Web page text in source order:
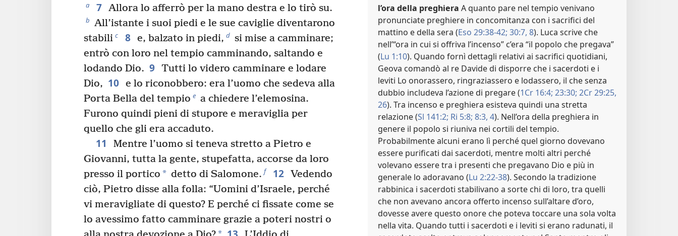
a 7 Allora lo afferrò per la mano destra e lo tirò su.
b All’istante i suoi piedi e le sue caviglie diventarono
stabili c 8 e, balzato in piedi, d si mise a camminare;
entrò con loro nel tempio camminando, saltando e
lodando Dio. 9 Tutti lo videro camminare e lodare
Dio, 10 e lo riconobbero: era l’uomo che sedeva alla
Porta Bella del tempio e a chiedere l’elemosina.
Furono quindi pieni di stupore e meraviglia per
quello che gli era accaduto.
11
Mentre l’uomo si teneva stretto a Pietro e
Giovanni, tutta la gente, stupefatta, accorse da loro
presso il portico * detto di Salomone. f 12 Vedendo
ciò, Pietro disse alla folla: “Uomini d’Israele, perché
vi meravigliate di questo? E perché ci fissate come se
lo avessimo fatto camminare grazie a poteri nostri o
l’ora della preghiera A quanto pare nel tempio venivano
pronunciate preghiere in concomitanza con i sacrifici del
mattino e della sera (Eso 29:38-42; 30:7, 8). Luca scrive che
nell’“ora in cui si offriva l’incenso” c’era “il popolo che pregava”
(Lu 1:10). Quando fornì dettagli relativi ai sacrifici quotidiani,
Geova comandò al re Davide di disporre che i sacerdoti e i
leviti Lo onorassero, ringraziassero e lodassero, il che senza
dubbio includeva l’azione di pregare (1Cr 16:4; 23:30; 2Cr 29:25,
26). Tra incenso e preghiera esisteva quindi una stretta
relazione (Sl 141:2; Ri 5:8; 8:3, 4). Nell’ora della preghiera in
genere il popolo si riuniva nei cortili del tempio.
Probabilmente alcuni erano lì perché quel giorno dovevano
essere purificati dai sacerdoti, mentre molti altri perché
volevano essere tra i presenti che pregavano Dio e più in
generale lo adoravano (Lu 2:22-38). Secondo la tradizione
rabbinica i sacerdoti stabilivano a sorte chi di loro, tra quelli
che non avevano ancora offerto incenso sull’altare d’oro,
dovesse avere questo onore che poteva toccare una sola volta
nella vita. Quando tutti i sacerdoti e i leviti si erano radunati, il